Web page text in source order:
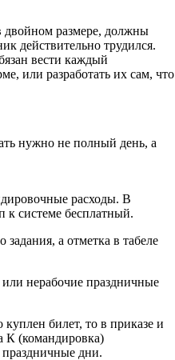
двойном размере, должны
действительно трудился.
вести каждый
или разработать их сам, что
нужно не полный день, а
расходы. В
к системе бесплатный.
а отметка в табеле
нерабочие праздничные
билет, то в приказе и
К (командировка)
праздничные дни.